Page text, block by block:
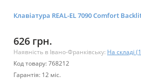
Клавіатура REAL-EL 7090 Comfort
626 грн.
Наявність в Івано-Франківську: На складі
Код товару: 768212
Гарантія: 12 міс.